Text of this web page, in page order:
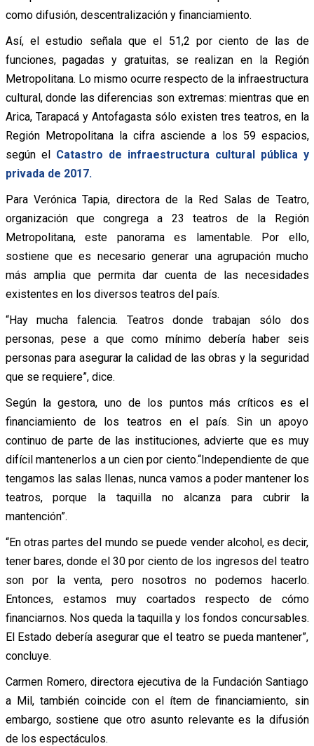
como difusión, descentralización y financiamiento.
Así, el estudio señala que el 51,2 por ciento de las de
funciones, pagadas y gratuitas, se realizan en la Región
Metropolitana. Lo mismo ocurre respecto de la infraestructura
cultural, donde las diferencias son extremas: mientras que en
Arica, Tarapacá y Antofagasta sólo existen tres teatros, en la
Región Metropolitana la cifra asciende a los 59 espacios,
según el Catastro de infraestructura cultural pública y
privada de 2017.
Para Verónica Tapia, directora de la Red Salas de Teatro,
organización que congrega a 23 teatros de la Región
Metropolitana, este panorama es lamentable. Por ello,
sostiene que es necesario generar una agrupación mucho
más amplia que permita dar cuenta de las necesidades
existentes en los diversos teatros del país.
“Hay mucha falencia. Teatros donde trabajan sólo dos
personas, pese a que como mínimo debería haber seis
personas para asegurar la calidad de las obras y la seguridad
que se requiere”, dice.
Según la gestora, uno de los puntos más críticos es el
financiamiento de los teatros en el país. Sin un apoyo
continuo de parte de las instituciones, advierte que es muy
difícil mantenerlos a un cien por ciento.“Independiente de que
tengamos las salas llenas, nunca vamos a poder mantener los
teatros, porque la taquilla no alcanza para cubrir la
mantención”.
“En otras partes del mundo se puede vender alcohol, es decir,
tener bares, donde el 30 por ciento de los ingresos del teatro
son por la venta, pero nosotros no podemos hacerlo.
Entonces, estamos muy coartados respecto de cómo
financiarnos. Nos queda la taquilla y los fondos concursables.
El Estado debería asegurar que el teatro se pueda mantener”,
concluye.
Carmen Romero, directora ejecutiva de la Fundación Santiago
a Mil, también coincide con el ítem de financiamiento, sin
embargo, sostiene que otro asunto relevante es la difusión
de los espectáculos.